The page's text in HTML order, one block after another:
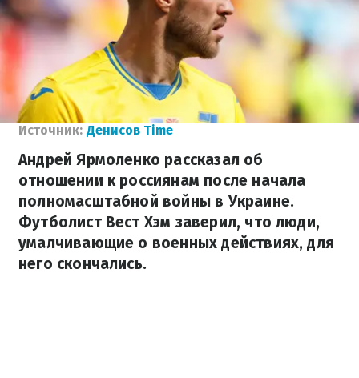
Источник: Денисов Time
Андрей Ярмоленко рассказал об
отношении к россиянам после начала
полномасштабной войны в Украине.
Футболист Вест Хэм заверил, что люди,
умалчивающие о военных действиях, для
него скончались.